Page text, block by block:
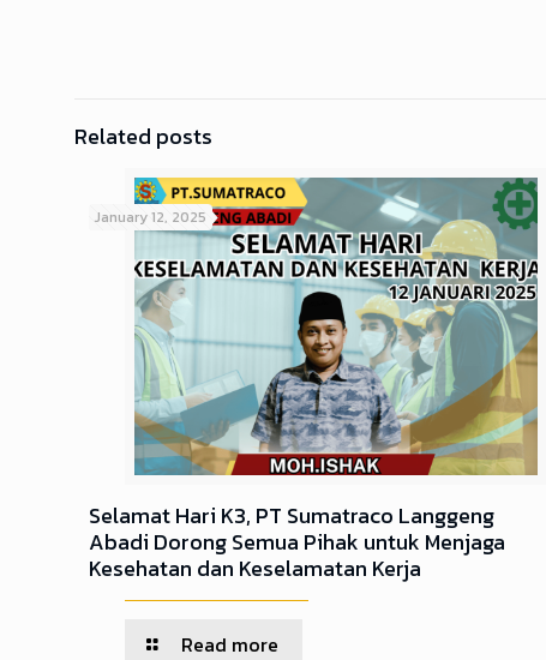
Related posts
January 12, 2025
Selamat Hari K3, PT Sumatraco Langgeng
Abadi Dorong Semua Pihak untuk Menjaga
Kesehatan dan Keselamatan Kerja
Read more